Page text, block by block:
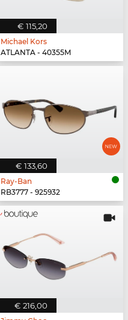
€ 115,20
Michael Kors
ATLANTA - 40355M
€ 133,60
Ray-Ban
RB3777 - 925932
€ 216,00